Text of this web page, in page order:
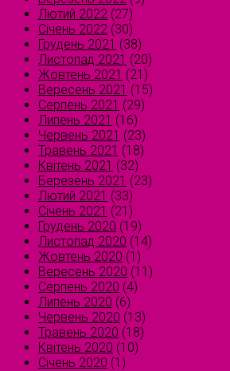
Лютий 2022 (27)
Січень 2022 (30)
Грудень 2021 (38)
Листопад 2021 (20)
Жовтень 2021 (21)
Вересень 2021 (15)
Серпень 2021 (29)
Липень 2021 (16)
Червень 2021 (23)
Травень 2021 (18)
Квітень 2021 (32)
Березень 2021 (23)
Лютий 2021 (33)
Січень 2021 (21)
Грудень 2020 (19)
Листопад 2020 (14)
Жовтень 2020 (1)
Вересень 2020 (11)
Серпень 2020 (4)
Липень 2020 (6)
Червень 2020 (13)
Травень 2020 (18)
Квітень 2020 (10)
Січень 2020 (1)